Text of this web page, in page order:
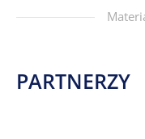
PARTNERZY